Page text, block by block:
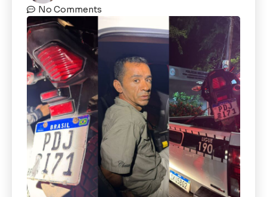
No Comments